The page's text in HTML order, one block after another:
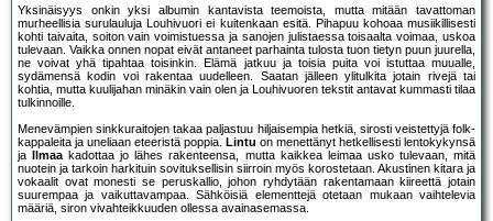
Yksinäisyys onkin yksi albumin kantavista teemoista, mutta mitään tavattoman
murheellisia surulauluja Louhivuori ei kuitenkaan esitä. Pihapuu kohoaa musiikillisesti
kohti taivaita, soiton vain voimistuessa ja sanojen julistaessa toisaalta voimaa, uskoa
tulevaan. Vaikka onnen nopat eivät antaneet parhainta tulosta tuon tietyn puun juurella,
ne voivat yhä tipahtaa toisinkin. Elämä jatkuu ja toisia puita voi istuttaa muualle,
sydämensä kodin voi rakentaa uudelleen. Saatan jälleen ylitulkita jotain rivejä tai
kohtia, mutta kuulijahan minäkin vain olen ja Louhivuoren tekstit antavat kummasti tilaa
tulkinnoille.
Menevämpien sinkkuraitojen takaa paljastuu hiljaisempia hetkiä, sirosti veistettyjä folk-
kappaleita ja uneliaan eteeristä poppia. Lintu on menettänyt hetkellisesti lentokykynsä
ja
Ilmaakadottaa jo lähes rakenteensa, mutta kaikkea leimaa usko tulevaan, mitä
nuotein ja tarkoin harkituin sovituksellisin siirroin myös korostetaan. Akustinen kitara ja
vokaalit ovat monesti se peruskallio, johon ryhdytään rakentamaan kiireettä jotain
suurempaa ja vaikuttavampaa. Sähköisiä elementtejä otetaan mukaan vaihtelevia
määriä, siron vivahteikkuuden ollessa avainasemassa.